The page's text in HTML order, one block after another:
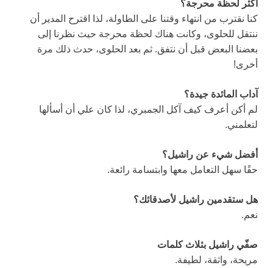
أكثر لحظة محرجة؟
كنا نقترب من انتهاء وقتنا على الطاولة، لذا اقترح المدير أن
ننتقل للحلوى، وكانت هناك لحظة محرجة حيث نظرنا إلى
بعضنا البعض قبل أن نتفق. ثم بعد الحلوى، حدث ذلك مرة
أخرى!
آداب المائدة جيدة؟
لم أكن أعرف كيف آكل الجمبري، لذا كان علي أن أسألها
لتعلمني.
أفضل شيء عن راشيل؟
حقًا سهل التعامل معها وابتسامة رائعة.
هل ستقدمين راشيل لأصدقائك؟
نعم.
صفّي راشيل بثلاث كلمات
مريحة، واثقة، لطيفة.